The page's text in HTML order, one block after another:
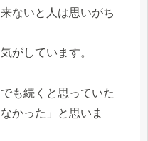
ないと人は思いがち
がしています。
も続くと思っていた
かった」と思いま